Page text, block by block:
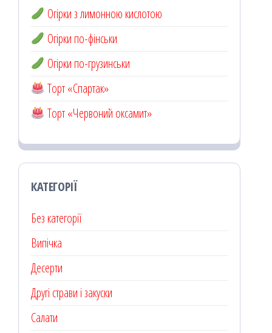
Огірки з лимонною кислотою
Огірки по-фінськи
Огірки по-грузинськи
Торт «Спартак»
Торт «Червоний оксамит»
КАТЕГОРІЇ
Без категорії
Випічка
Десерти
Другі страви і закуски
Салати